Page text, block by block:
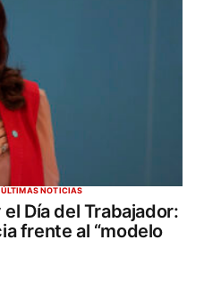
ÚLTIMAS NOTICIAS
Día del Trabajador:
frente al “modelo